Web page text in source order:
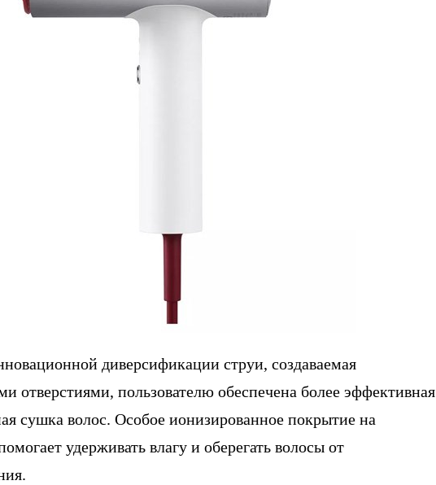
диверсификации струи, создаваемая
отверстиями, пользователю обеспечена более эффективная
сушка волос. Особое ионизированное покрытие на
удерживать влагу и оберегать волосы от